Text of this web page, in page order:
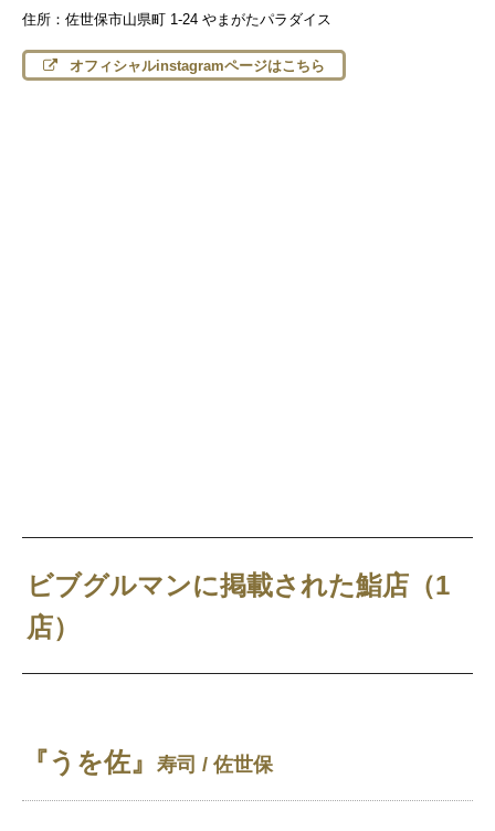
住所：佐世保市山県町 1-24 やまがたパラダイス
オフィシャルinstagramページはこちら
ビブグルマンに掲載された鮨店（1
店）
『うを佐』 寿司 / 佐世保